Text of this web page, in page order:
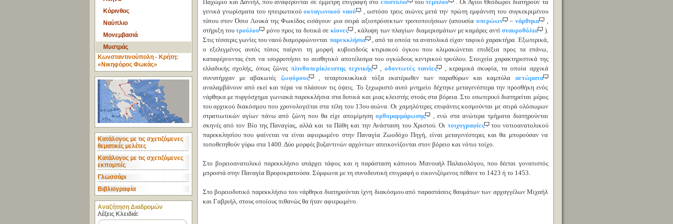
Κόρινθος
Ναύπλιο
Μονεμβασιά
Μυστράς
Κωνσταντινούπολη - Κρήτη:
«Νικηφόρος Φωκάς»
Κατάλογος με τις σχετιζόμενες
θεματικές μελέτες
Κατάλογος με τις σχετιζόμενες
εκπομπές
Γλωσσάρι
Βιβλιογραφία
Aναζήτηση Διαδρομών
Λέξεις Κλειδιά:
Παχώμιο και Δανιήλ, που αναφέρονται σε έμμετρη επιγραφή στοεπιστύλιο τουτέμπλου
. Οι Άγιοι Θεόδωροι διατηρούν τα
γενικά γνωρίσματα του ηπειρωτικού οκταγωνικού ναού
, ωστόσο τρεις αιώνες μετά την πρώτη εμφάνιση του συγκεκριμένου
τύπου στον Όσιο Λουκά της Φωκίδας εισάγουν μια σειρά αξιοπρόσεκτων τροποποιήσεων (απουσία υπερώων –νάρθηκα
,
στήριξη τουτρούλου μόνο προς τα δυτικά σε κίονες , κάλυψη των πλαγίων διαμερισμάτων με καμάρες αντίσταυροθόλια
).
Στις τέσσερις γωνίες του ναού διαμορφώνονται παρεκκλήσια
, από τα οποία τα ανατολικά είχαν ταφικό χαρακτήρα. Εξωτερικά,
ο εξελιγμένος αυτός τύπος παίρνει τη μορφή κυβοειδούς κτιριακού όγκου που κλιμακώνεται επιδέξια προς τα επάνω,
καταφέρνοντας έτσι να ισορροπήσει το αισθητικό αποτέλεσμα του ογκώδους κεντρικού τρούλου. Στοιχεία χαρακτηριστικά της
ελλαδικής σχολής, όπως ζώνες πλινθοπερίκλειστης τεχνικής ,οδοντωτές ταινίες
, κεραμικά σκυφία, τα οποία αρχικά
συνυπήρχαν με αβακωτές ζωφόρους , τεταρτοκυκλικά τόξα εκατέρωθεν των παραθύρων και καμπύλα αετώματα
αναλαμβάνουν από εκεί και πέρα να πλάσουν τις όψεις. Το ξεχωριστό αυτό μνημείο δέχτηκε μεταγενέστερα την προσθήκη ενός
νάρθηκα με πυργόσχημα γωνιακά παρεκκλήσια στα δυτικά και μιας κλειστής στοάς στα βόρεια. Στο εσωτερικό διατηρείται μέρος
του αρχικού διακόσμου που χρονολογείται στα τέλη του 13ου αιώνα. Οι χαμηλότερες επιφάνεις κοσμούνται με σειρά ολόσωμων
στρατιωτικών αγίων πάνω από ζώνη που θα είχε απομίμησηορθομαρμάρωσης
, ενώ στα ανώτερα τμήματα διατηρούνται
σκηνές από τον Βίο της Παναγίας, αλλά και τα Πάθη και την Ανάσταση του Xριστού. Οι τοιχογραφίες
του νοτιοανατολικού
παρεκκλησίου που φαίνεται να είναι αφιερωμένο στην Παναγία Ζωοδόχο Πηγή, είναι μεταγενέστερες και θα μπορούσαν να
τοποθετηθούν γύρω στα 1400. Δύο μορφές βυζαντινών αρχόντων απεικονίζονται στον βόρειο και νότιο τοίχο.
Στο βορειοανατολικό παρεκκλήσιο υπάρχει τάφος και η παράσταση κάποιου Μανουήλ Παλαιολόγου, που δέεται γονατιστός
μπροστά στην Παναγία Βρεφοκρατούσα. Σύμφωνα με τη συνοδευτική επιγραφή ο εικονιζόμενος πέθανε το 1423 ή το 1453.
Στο βορειοδυτικό παρεκκλήσιο του νάρθηκα διατηρούνται ίχνη διακόσμου από παραστάσεις θαυμάτων των αρχαγγέλων Μιχαήλ
και Γαβριήλ, στους οποίους πιθανώς θα ήταν αφιερωμένο.